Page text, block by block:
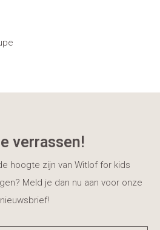
verrassen!
hoogte zijn van Witlof for kids
Meld je dan nu aan voor onze
nieuwsbrief!